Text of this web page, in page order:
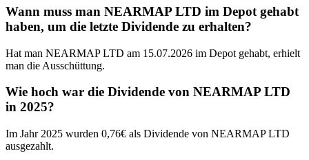
Wann muss man NEARMAP LTD im Depot gehabt
haben, um die letzte Dividende zu erhalten?
Hat man NEARMAP LTD am 15.07.2026 im Depot gehabt, erhielt
man die Ausschüttung.
Wie hoch war die Dividende von NEARMAP LTD
in 2025?
Im Jahr 2025 wurden 0,76€ als Dividende von NEARMAP LTD
ausgezahlt.